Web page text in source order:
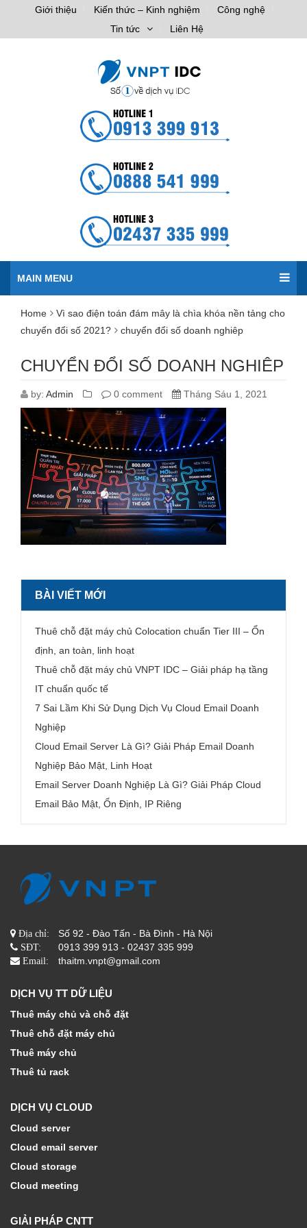
Giới thiệu Kiến thức – Kinh nghiệm
Công nghệ
Tin tức
Liên Hệ
MAIN MENU
Home
Vì sao điện toán đám mây là chìa khóa nền tảng cho
chuyển đổi số 2021?
chuyển đổi số doanh nghiêp
CHUYỂN ĐỔI SỐ DOANH NGHIÊP
by: Admin 0 comment Tháng Sáu 1, 2021
BÀI VIẾT MỚI
Thuê chỗ đặt máy chủ Colocation chuẩn Tier III – Ổn
định, an toàn, linh hoạt
Thuê chỗ đặt máy chủ VNPT IDC – Giải pháp hạ tầng
IT chuẩn quốc tế
7 Sai Lầm Khi Sử Dụng Dịch Vụ Cloud Email Doanh
Nghiệp
Cloud Email Server Là Gì? Giải Pháp Email Doanh
Nghiệp Bảo Mật, Linh Hoạt
Email Server Doanh Nghiệp Là Gì? Giải Pháp Cloud
Email Bảo Mật, Ổn Định, IP Riêng
Địa chỉ: Số 92 - Đào Tấn - Bà Đình - Hà Nội
SĐT: 0913 399 913 - 02437 335 999
Email: thaitm.vnpt@gmail.com
DỊCH VỤ TT DỮ LIỆU
Thuê máy chủ và chỗ đặt
Thuê chỗ đặt máy chủ
Thuê máy chủ
Thuê tủ rack
DỊCH VỤ CLOUD
Cloud server
Cloud email server
Cloud storage
Cloud meeting
GIẢI PHÁP CNTT